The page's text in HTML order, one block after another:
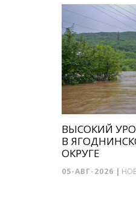
ВЫСОКИЙ
В
ОКРУГЕ
05-АВГ-2026 |